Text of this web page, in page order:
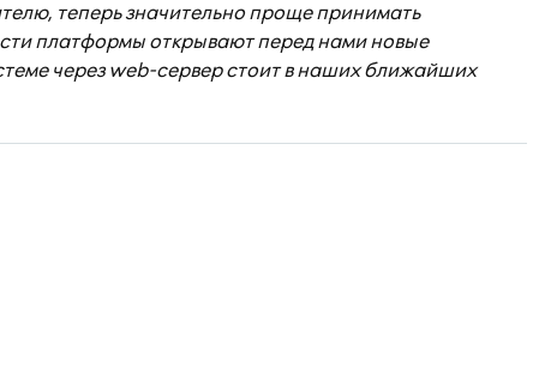
теперь значительно проще принимать
платформы открывают перед нами новые
через web-сервер стоит в наших ближайших